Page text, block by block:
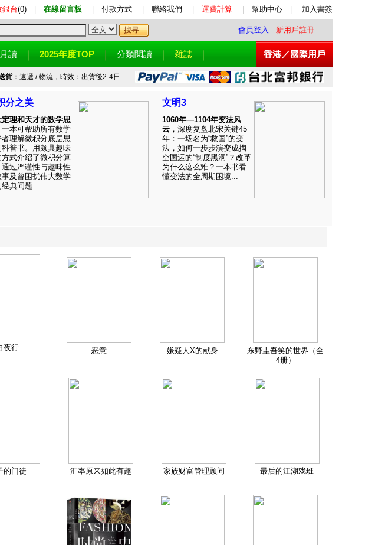
銀台(0) 在線留言板 付款方式 聯絡我們 運費計算 幫助中心 加入書簽
會員登入 新用戶註冊
月讀 2025年度TOP 分類閱讀 雜誌 香港／國際用戶
貨：速遞 / 物流，時效：出貨後2-4日
分之美
定理和天才的数学思
一本可帮助所有数学
者理解微积分底层思
科普书。用颇具趣味
方式介绍了微积分算
通过严谨性与趣味性
事及曾困扰伟大数学
经典问题...
文明3
1060年—1104年变法风
云 ，深度复盘北宋关键45
年：一场名为“救国”的变
法，如何一步步演变成掏
空国运的“制度黑洞”？改革
为什么这么难？一本书看
懂变法的全周期困境...
夜行 恶意 嫌疑人X的献身
东野圭吾笑的世界（全
4册）
的门徒 汇率原来如此有趣 家族财富管理顾问 最后的江湖戏班